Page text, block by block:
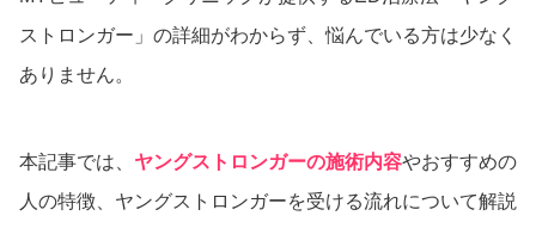
ストロンガー」の詳細がわからず、悩んでいる方は少なく
ありません。
本記事では、 ヤングストロンガーの施術内容やおすすめの
人の特徴、ヤングストロンガーを受ける流れについて解説